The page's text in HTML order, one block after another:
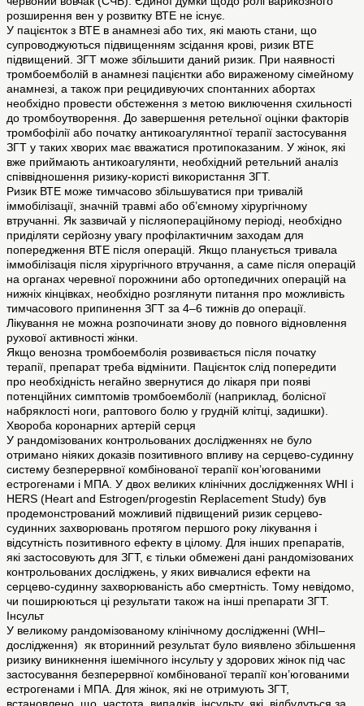
розширення вен у розвитку ВТЕ не існує.
У пацієнток з ВТЕ в анамнезі або тих, які мають стани, що
супроводжуються підвищенням зсідання крові, ризик ВТЕ
підвищений. ЗГТ може збільшити даний ризик. При наявності
тромбоемболій в анамнезі пацієнтки або вираженому сімейному
анамнезі, а також при рецидивуючих спонтанних абортах
необхідно провести обстеження з метою виключення схильності
до тромбоутворення. До завершення ретельної оцінки факторів
тромбофілії або початку антикоагулянтної терапії застосування
ЗГТ у таких хворих має вважатися протипоказаним. У жінок, які
вже приймають антикоагулянти, необхідний ретельний аналіз
співвідношення ризику-користі використання ЗГТ.
Ризик ВТЕ може тимчасово збільшуватися при тривалій
іммобілізації, значній травмі або об’ємному хірургічному
втручанні. Як зазвичай у післяопераційному періоді, необхідно
приділяти серйозну увагу профілактичним заходам для
попередження ВТЕ після операцій. Якщо планується тривала
іммобілізація після хірургічного втручання, а саме після операцій
на органах черевної порожнини або ортопедичних операцій на
нижніх кінцівках, необхідно розглянути питання про можливість
тимчасового припинення ЗГТ за 4–6 тижнів до операції.
Лікування не можна розпочинати знову до повного відновлення
рухової активності жінки.
Якщо венозна тромбоемболія розвивається після початку
терапії, препарат треба відмінити. Пацієнток слід попередити
про необхідність негайно звернутися до лікаря при появі
потенційних симптомів тромбоемболії (наприклад, болісної
набряклості ноги, раптового болю у грудній клітці, задишки).
Хвороба коронарних артерій серця
У рандомізованих контрольованих дослідженнях не було
отримано ніяких доказів позитивного впливу на серцево-судинну
систему безперервної комбінованої терапії кон’югованими
естрогенами і МПА. У двох великих клінічних дослідженнях WHI і
HERS (Heart and Estrogen/progestin Replacement Study) був
продемонстрований можливий підвищений ризик серцево-
судинних захворювань протягом першого року лікування і
відсутність позитивного ефекту в цілому. Для інших препаратів,
які застосовують для ЗГТ, є тільки обмежені дані рандомізованих
контрольованих досліджень, у яких вивчалися ефекти на
серцево-судинну захворюваність або смертність. Тому невідомо,
чи поширюються ці результати також на інші препарати ЗГТ.
Інсульт
У великому рандомізованому клінічному дослідженні (WHI–
дослідження) як вторинний результат було виявлено збільшення
ризику виникнення ішемічного інсульту у здорових жінок під час
застосування безперервної комбінованої терапії кон’югованими
естрогенами і МПА. Для жінок, які не отримують ЗГТ,